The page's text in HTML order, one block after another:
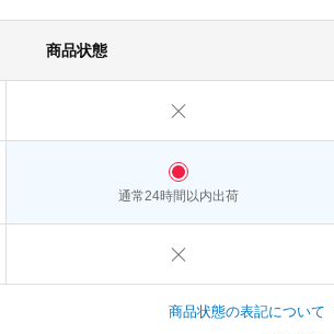
商品状態
通常24時間以内出荷
商品状態の表記について